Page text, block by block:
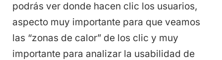
podrás ver donde hacen clic los usuarios,
aspecto muy importante para que veamos
las “zonas de calor” de los clic y muy
importante para analizar la usabilidad de